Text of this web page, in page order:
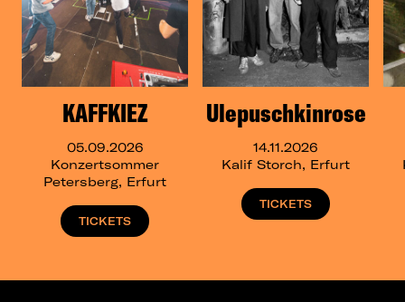
KAFFKIEZ
05.09.2026
Konzertsommer
Petersberg, Erfurt
TICKETS
Ulepuschkinrose
14.11.2026
Kalif Storch, Erfurt
TICKETS